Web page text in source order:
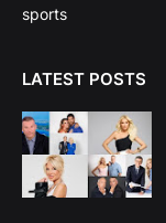
sports
LATEST POSTS